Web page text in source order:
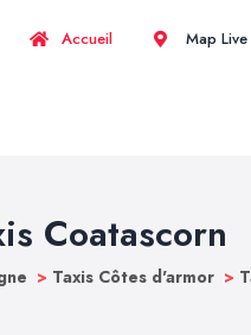
Accueil Map Live
Coatascorn
> Taxis Côtes d'armor >